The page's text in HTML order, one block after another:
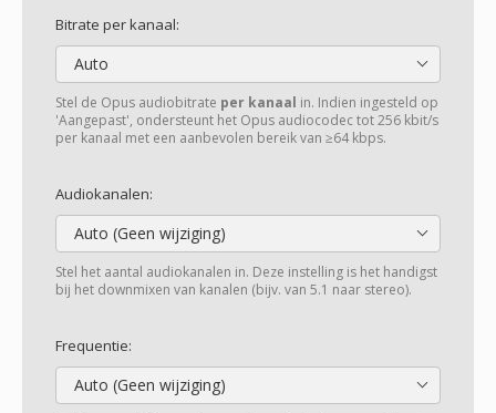
Bitrate per kanaal:
Auto
Stel de Opus audiobitrate per kanaal in. Indien ingesteld op
'Aangepast', ondersteunt het Opus audiocodec tot 256 kbit/s
per kanaal met een aanbevolen bereik van ≥64 kbps.
Audiokanalen:
Auto (Geen wijziging)
Stel het aantal audiokanalen in. Deze instelling is het handigst
bij het downmixen van kanalen (bijv. van 5.1 naar stereo).
Frequentie:
Auto (Geen wijziging)